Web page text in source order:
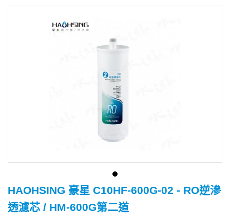
HAOHSING 豪星 C10HF-600G-02 - RO逆滲
透濾芯 / HM-600G第二道